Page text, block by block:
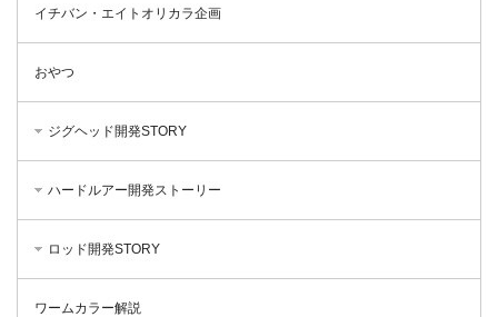
イチバン・エイトオリカラ企画
おやつ
ジグヘッド開発STORY
ハードルアー開発ストーリー
ロッド開発STORY
ワームカラー解説